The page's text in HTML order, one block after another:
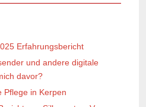
Erfahrungsbericht
und andere digitale
davor?
Pflege in Kerpen